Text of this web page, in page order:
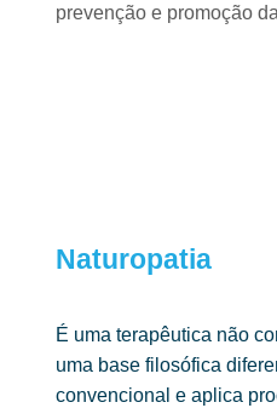
prevenção e promoção
Naturopatia ​
É uma terapêutica não
uma base filosófica
convencional e aplica